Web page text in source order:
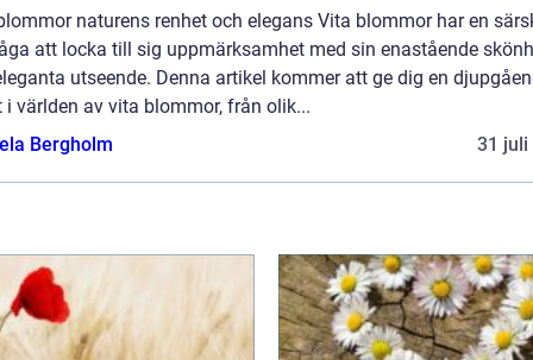
naturens renhet och elegans Vita blommor har en
att locka till sig uppmärksamhet med sin enastående
utseende. Denna artikel kommer att ge dig en
i världen av vita blommor, från olik...
Bergholm
31 juli